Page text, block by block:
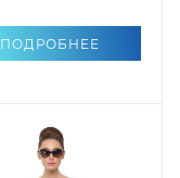
ПОДРОБНЕЕ